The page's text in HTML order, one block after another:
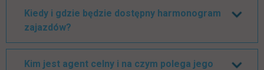
Kiedy i gdzie będzie dostępny harmonogram
zajazdów?
Kim jest agent celny i na czym polega jego